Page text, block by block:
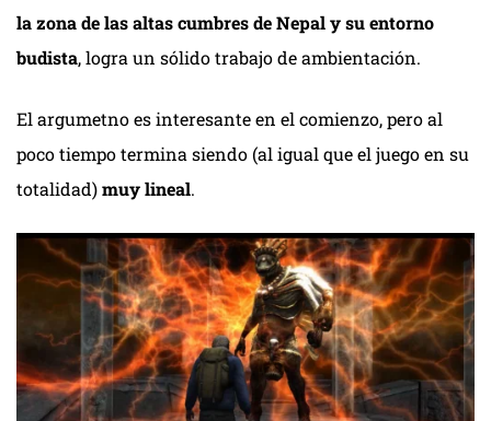
la zona de las altas cumbres de Nepal y su entorno
budista, logra un sólido trabajo de ambientación.
El argumetno es interesante en el comienzo, pero al
poco tiempo termina siendo (al igual que el juego en su
totalidad)muy lineal.